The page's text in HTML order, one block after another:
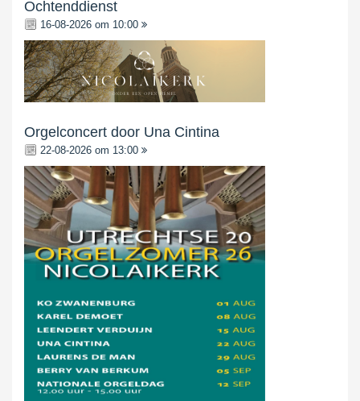
Ochtenddienst
16-08-2026 om 10:00
Orgelconcert door Una Cintina
22-08-2026 om 13:00